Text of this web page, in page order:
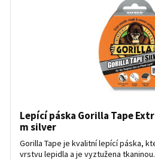
Lepící páska Gorilla Tape
m silver
Gorilla Tape je kvalitní lepící páska,
vrstvu lepidla a je vyztužena